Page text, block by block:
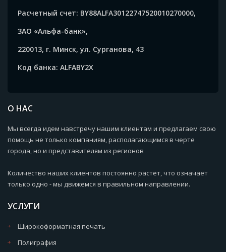
Расчетный счет: BY88ALFA30122747520010270000,
ЗАО «Альфа-банк»,
220013, г. Минск, ул. Сурганова, 43
Код банка: ALFABY2X
О НАС
Мы всегда идем навстречу нашим клиентам и предлагаем свою
помощь не только компаниям, располагающимся в черте
города, но и представителям из регионов
Количество наших клиентов постоянно растет, что означает
только одно - мы движемся в правильном направлении.
УСЛУГИ
Широкоформатная печать
Полиграфия